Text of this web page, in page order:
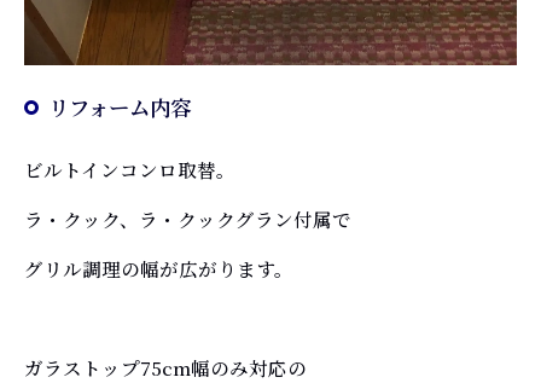
リフォーム内容
ビルトインコンロ取替。
ラ・クック、ラ・クックグラン付属で
グリル調理の幅が広がります。
ガラストップ75cm幅のみ対応の